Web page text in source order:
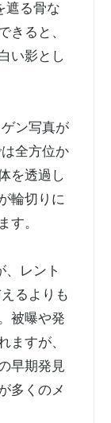
遮る骨な
きると、
い影とし
ン写真が
全方位か
を透過し
輪切りに
す。
、レント
るよりも
被曝や発
ますが、
早期発見
多くのメ